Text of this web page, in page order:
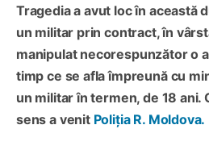
Tragedia a avut loc în această
un militar prin contract, în
manipulat necorespunzător o
timp ce se afla împreună cu
un militar în termen, de 18 ani.
sens a venit Poliția R. Moldova.